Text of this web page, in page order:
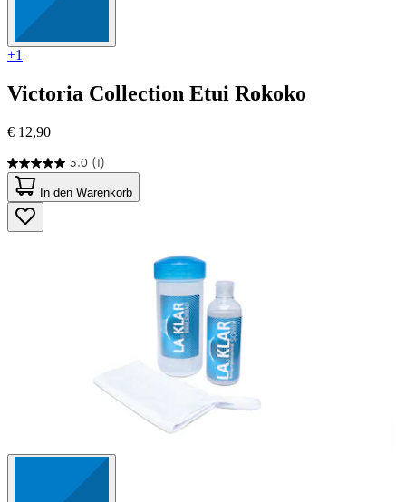
+1
Victoria Collection Etui Rokoko
€ 12,90
5.0 (1)
5.0
von
5
Sternen.
1
In den Warenkorb